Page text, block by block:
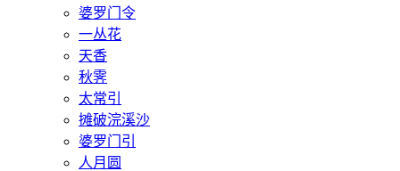
婆罗门令
一丛花
天香
秋霁
太常引
摊破浣溪沙
婆罗门引
人月圆